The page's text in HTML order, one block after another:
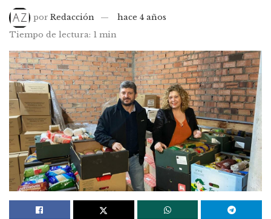
por Redacción
hace 4 años
Tiempo de lectura: 1 min